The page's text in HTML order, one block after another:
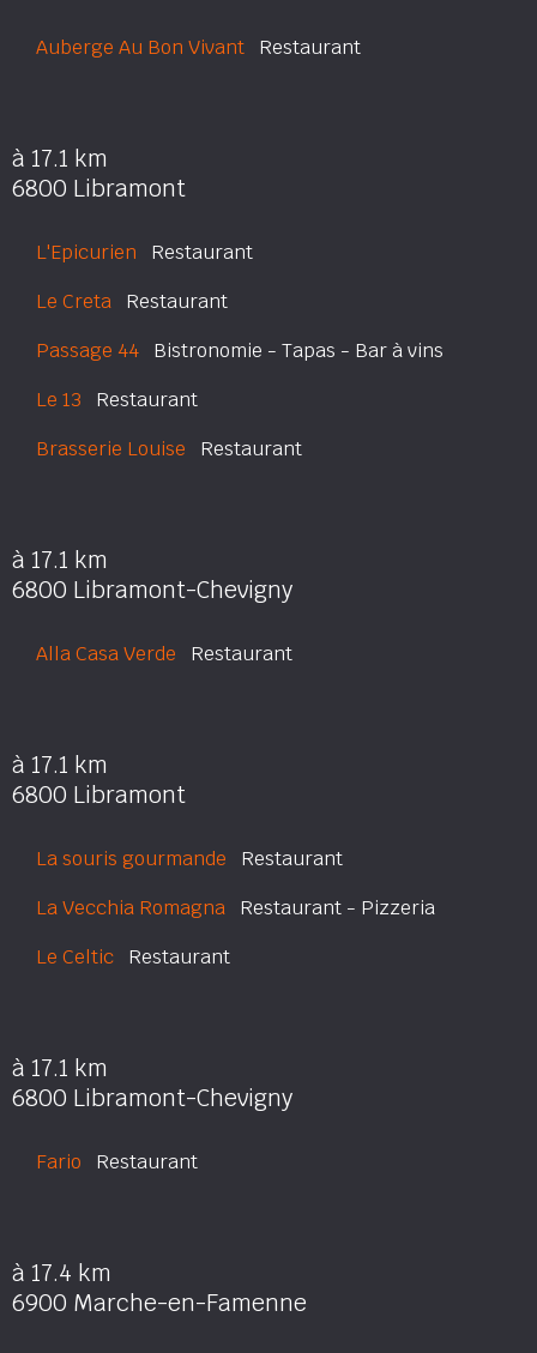
Auberge Au Bon Vivant Restaurant
à 17.1 km
6800 Libramont
L'Epicurien Restaurant
Le Creta Restaurant
Passage 44 Bistronomie - Tapas - Bar à vins
Le 13 Restaurant
Brasserie Louise Restaurant
à 17.1 km
6800 Libramont-Chevigny
Alla Casa Verde Restaurant
à 17.1 km
6800 Libramont
La souris gourmande Restaurant
La Vecchia Romagna Restaurant - Pizzeria
Le Celtic Restaurant
à 17.1 km
6800 Libramont-Chevigny
Fario Restaurant
à 17.4 km
6900 Marche-en-Famenne